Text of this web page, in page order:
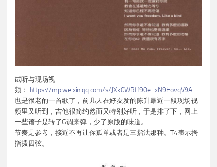
试听与现场视
频： https://mp.weixin.qq.com/s/JXk0WRff90e_xN9HovqV9A
也是很老的一首歌了，前几天在好友发的陈升最近一段现场视
频里又听到，吉他很简约然而又特别好听，于是排了下，网上
一些谱子是转了G调来弹，少了原版的味道。
节奏是参考，接近不再让你孤单或者是三指法那种。T4表示拇
指拨四弦。